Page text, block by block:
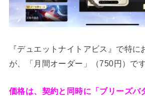
『デュエットナイトアビス』で特
が、「月間オーダー」（750円）です
価格は、契約と同時に「ブリーズバ